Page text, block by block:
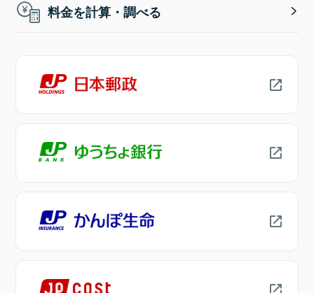
料金を計算・調べる